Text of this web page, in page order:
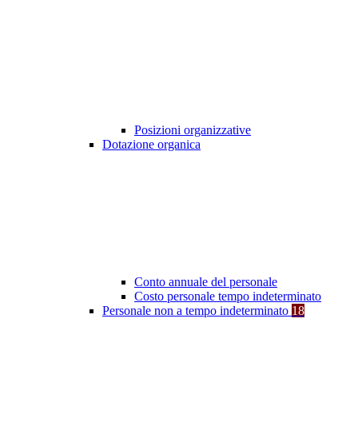
Posizioni organizzative
Dotazione organica
Conto annuale del personale
Costo personale tempo indeterminato
Personale non a tempo indeterminato 18